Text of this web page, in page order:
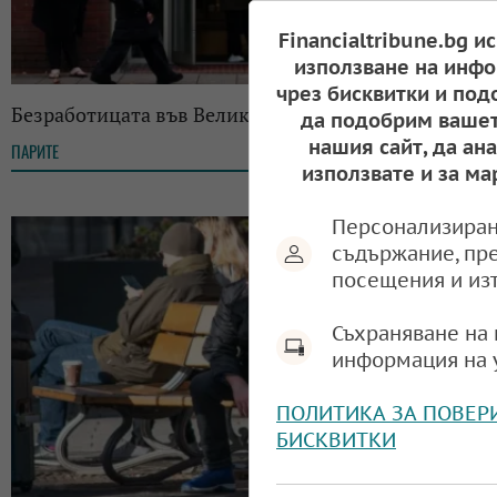
Безработицата във Великобритания с нов ръст
ПАРИТЕ 11:06, 16.12.2025
Financialtribune.bg
използване на
чрез бисквитки и
да подобрим
нашия сайт, да
използвате и за
съдържание,
посещения и
Съхраняване
информация на
ПОЛИТИКА ЗА
БИСКВИТКИ